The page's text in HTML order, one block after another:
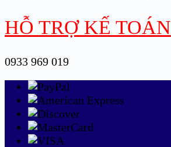
HỖ TRỢ KẾ TOÁN
0933 969 019